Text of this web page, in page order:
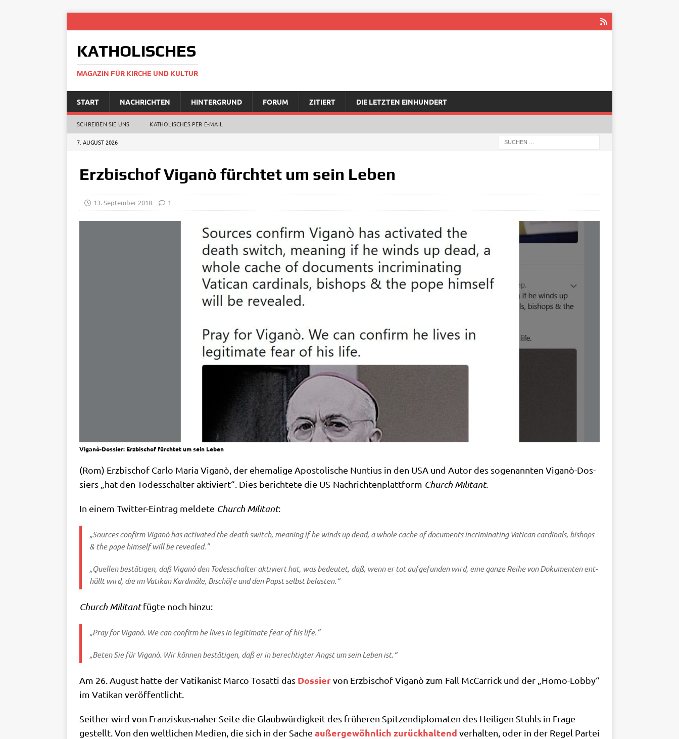
KATHOLISCHES
MAGAZIN FÜR KIRCHE UND KULTUR
START NACHRICHTEN HINTERGRUND FORUM ZITIERT DIE LETZTEN EINHUNDERT
SCHREIBEN SIE UNS KATHOLISCHES PER E‑MAIL
7. AUGUST 2026
Erzbischof Viganò fürchtet um sein Leben
13. September 2018 1
Viganò-Dossier: Erzbischof fürchtet um sein Leben
(Rom) Erz­bi­schof Car­lo Maria Viganò, der ehe­ma­li­ge Apo­sto­li­sche Nun­ti­us in den USA und Autor des soge­nann­ten Viganò-Dos­
siers „hat den Todes­schal­ter akti­viert“. Dies berich­te­te die US-Nach­rich­ten­platt­form Church Mili­tant.
In einem Twit­ter-Ein­trag mel­de­te Church Mili­tant:
„Sources con­firm Viganò has acti­va­ted the death switch, mea­ning if he winds up dead, a who­le cache of docu­ments incri­mi­na­ting Vati­can car­di­nals, bishops
& the pope hims­elf will be revealed.”
„Quel­len bestä­ti­gen, daß Viganò den Todes­schal­ter akti­viert hat, was bedeu­tet, daß, wenn er tot auf­ge­fun­den wird, eine gan­ze Rei­he von Doku­men­ten ent­
hüllt wird, die im Vati­kan Kar­di­nä­le, Bischö­fe und den Papst selbst belasten.“
Church Mili­tantfüg­te noch hinzu:
„Pray for Viganò. We can con­firm he lives in legi­ti­ma­te fear of his life.”
„Beten Sie für Viganò. Wir kön­nen bestä­ti­gen, daß er in berech­tig­ter Angst um sein Leben ist.“
Am 26. August hat­te der Vati­ka­nist Mar­co Tosat­ti das Dos­siervon Erz­bi­schof Viganò zum Fall McCar­ri­ck und der „Homo-Lob­by“
im Vati­kan veröffentlicht.
Seit­her wird von Fran­zis­kus-naher Sei­te die Glaub­wür­dig­keit des frü­he­ren Spit­zen­di­plo­ma­ten des Hei­li­gen Stuhls in Fra­ge
gestellt. Von den welt­li­chen Medi­en, die sich in der Sache außer­ge­wöhn­lich zurück­hal­tend ver­hal­ten, oder in der Regel Par­tei